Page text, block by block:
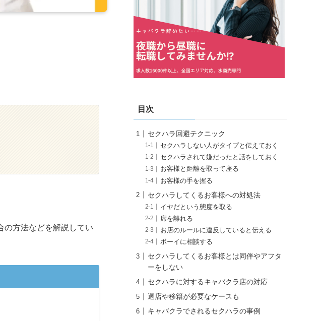
の方法などを解説してい
目次
セクハラ回避テクニック
セクハラしない人がタイプと伝えておく
セクハラされて嫌だったと話をしておく
お客様と距離を取って座る
お客様の手を握る
セクハラしてくるお客様への対処法
イヤだという態度を取る
席を離れる
お店のルールに違反していると伝える
ボーイに相談する
セクハラしてくるお客様とは同伴やアフタ
ーをしない
セクハラに対するキャバクラ店の対応
退店や移籍が必要なケースも
キャバクラでされるセクハラの事例